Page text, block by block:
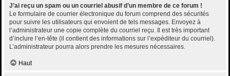
J’ai reçu un spam ou un courriel abusif d’un membre de ce forum !
Le formulaire de courrier électronique du forum comprend des sécurités
pour suivre les utilisateurs qui envoient de tels messages. Envoyez à
l’administrateur une copie complète du courriel reçu. Il est très important
d’inclure l’en-tête (il contient des informations sur l’expéditeur du courriel).
L’administrateur pourra alors prendre les mesures nécessaires.
Haut